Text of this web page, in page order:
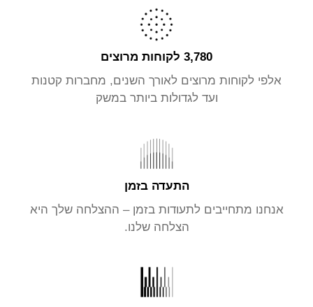
3,780 לקוחות מרוצים
אלפי לקוחות מרוצים לאורך השנים, מחברות קטנות
ועד לגדולות ביותר במשק
התעדה בזמן
אנחנו מתחייבים לתעודות בזמן – ההצלחה שלך היא
הצלחה שלנו.